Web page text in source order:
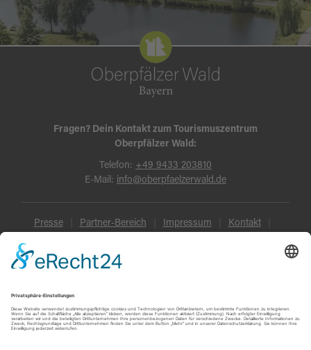
Fragen? Dein Kontakt zum Tourismuszentrum
Oberpfälzer Wald:
Telefon: +49 9433 203810
E-Mail: info@oberpfaelzerwald.de
Presse Partner-Bereich Impressum Kontakt
Datenschutz